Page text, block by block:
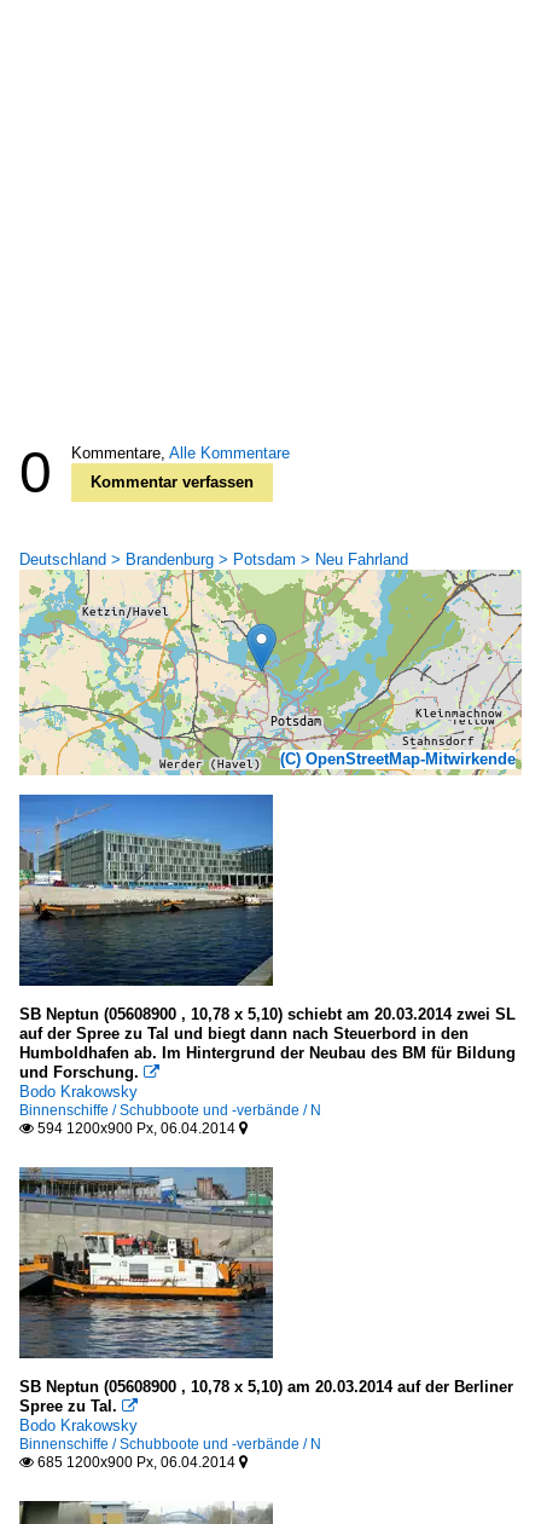
0 Kommentare, Alle Kommentare
Kommentar verfassen
Deutschland > Brandenburg > Potsdam > Neu Fahrland
(C) OpenStreetMap-Mitwirkende
SB Neptun (05608900 , 10,78 x 5,10) schiebt am 20.03.2014 zwei SL
auf der Spree zu Tal und biegt dann nach Steuerbord in den
Humboldhafen ab. Im Hintergrund der Neubau des BM für Bildung
und Forschung. 
Bodo Krakowsky
Binnenschiffe / Schubboote und -verbände / N
 594 1200x900 Px, 06.04.2014 
SB Neptun (05608900 , 10,78 x 5,10) am 20.03.2014 auf der Berliner
Spree zu Tal. 
Bodo Krakowsky
Binnenschiffe / Schubboote und -verbände / N
 685 1200x900 Px, 06.04.2014 